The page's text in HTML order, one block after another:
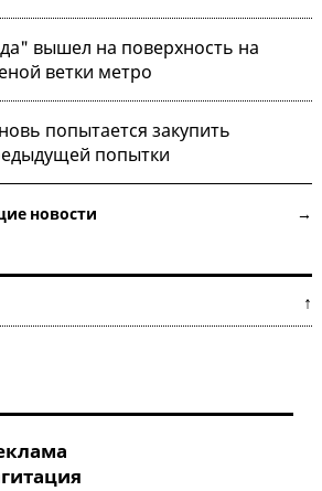
вышел на поверхность на
ветки метро
попытается закупить
попытки
новости →
персон ↑